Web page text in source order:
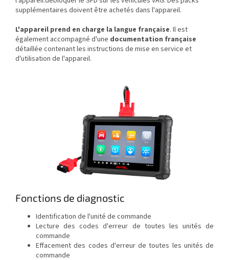
supplémentaires doivent être achetés dans l'appareil.
L'appareil prend en charge la langue française. Il est
également accompagné d'une documentation française
détaillée contenant les instructions de mise en service et
d'utilisation de l'appareil.
Fonctions de diagnostic
Identification de l'unité de commande
Lecture des codes d'erreur de toutes les unités de
commande
Effacement des codes d'erreur de toutes les unités de
commande